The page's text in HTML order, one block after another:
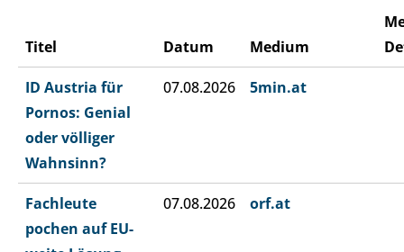
Titel Datum Medium
ID Austria für
Pornos: Genial
oder völliger
Wahnsinn?
07.08.2026 5min.at
Fachleute
pochen auf EU-
07.08.2026 orf.at